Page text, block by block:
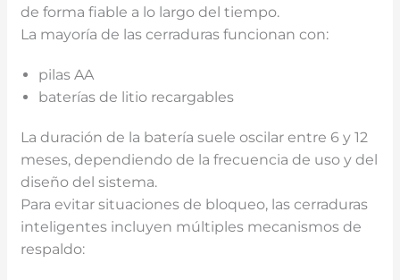
de forma fiable a lo largo del tiempo.
La mayoría de las cerraduras funcionan con:
pilas AA
baterías de litio recargables
La duración de la batería suele oscilar entre 6 y 12
meses, dependiendo de la frecuencia de uso y del
diseño del sistema.
Para evitar situaciones de bloqueo, las cerraduras
inteligentes incluyen múltiples mecanismos de
respaldo: